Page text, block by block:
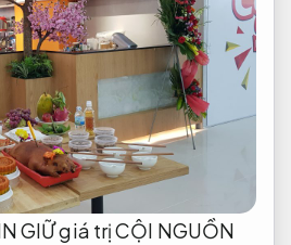
GIỮ giá trị CỘI NGUỒN